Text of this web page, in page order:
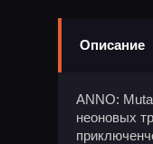
Описание
ANNO:
неоновых